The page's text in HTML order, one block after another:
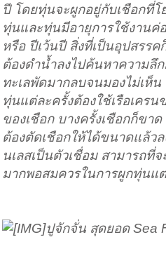
ปี โดยทุ่นจะผูกอยู่กับเชือกที่
ทุ่นและทุ่นมีอายุการใช้งานค่
หรือ ปีเว้นปี สิ่งที่เป็นอุปสรรค
ต้องดำน้ำลงไปค้นหาความลึ
ทะเลพัดมากลบจนมองไม่เห็น
ทุ่นแต่ละครั้งต้องใช้เรือเคร
ของเชือก บางครั้งเชือกก็ขา
ต้องตัดเชือกให้ได้ขนาดแล้ว
นเลสเป็นตัวเชื่อม สามารถที่
มากพอสมควรในการผูกทุ่นแ
ปูจักจั่น สุดยอด Sea